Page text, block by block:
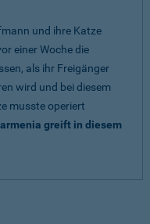
und ihre Katze
einer Woche die
als ihr Freigänger
wird und bei diesem
musste operiert
greift in diesem